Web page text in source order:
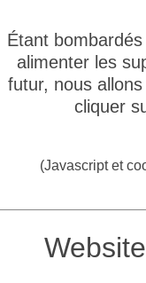
Étant
alimenter les
futur, nous
cliquer
(Javascript et